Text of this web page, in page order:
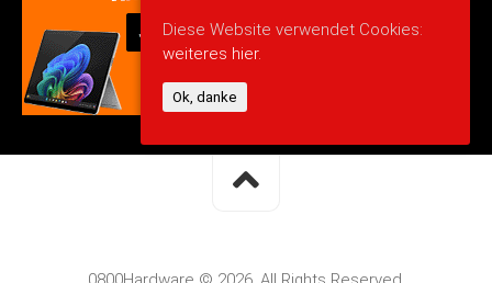
Diese Website verwendet Cookies:
weiteres hier.
Ok, danke